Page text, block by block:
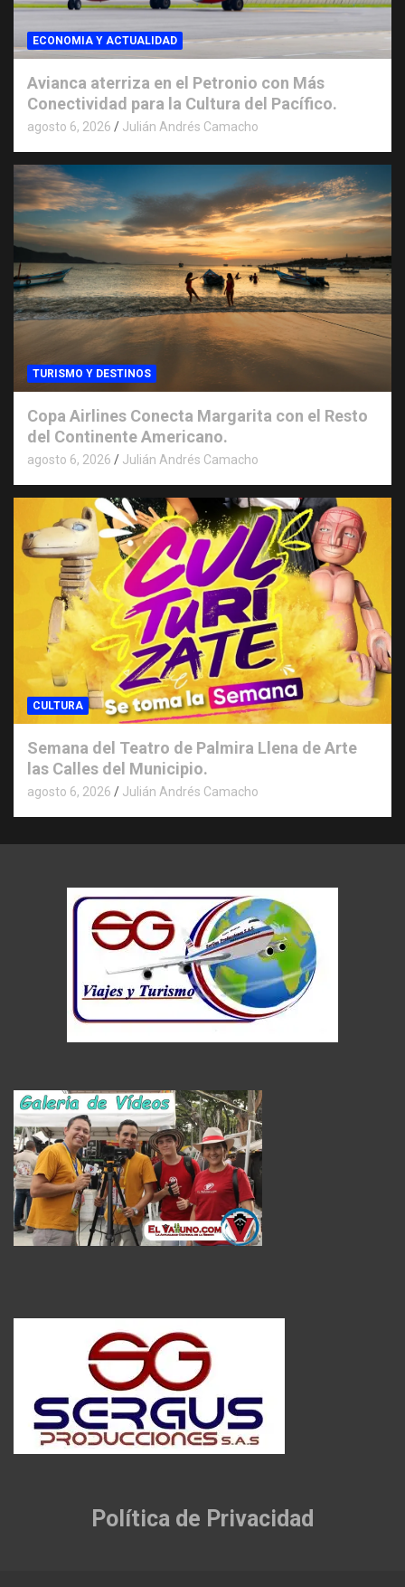
ECONOMIA Y ACTUALIDAD
Avianca aterriza en el Petronio con Más
Conectividad para la Cultura del Pacífico.
agosto 6, 2026 Julián Andrés Camacho
TURISMO Y DESTINOS
Copa Airlines Conecta Margarita con el Resto
del Continente Americano.
agosto 6, 2026 Julián Andrés Camacho
CULTURA
Semana del Teatro de Palmira Llena de Arte
las Calles del Municipio.
agosto 6, 2026 Julián Andrés Camacho
Política de Privacidad